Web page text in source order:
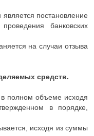
постановление
проведения банковских
на случаи отзыва
средств.
полном объеме исходя
в порядке,
исходя из суммы